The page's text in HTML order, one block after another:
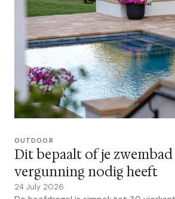
OUTDOOR
Dit bepaalt of je zwembad
vergunning nodig heeft
24 July 2026